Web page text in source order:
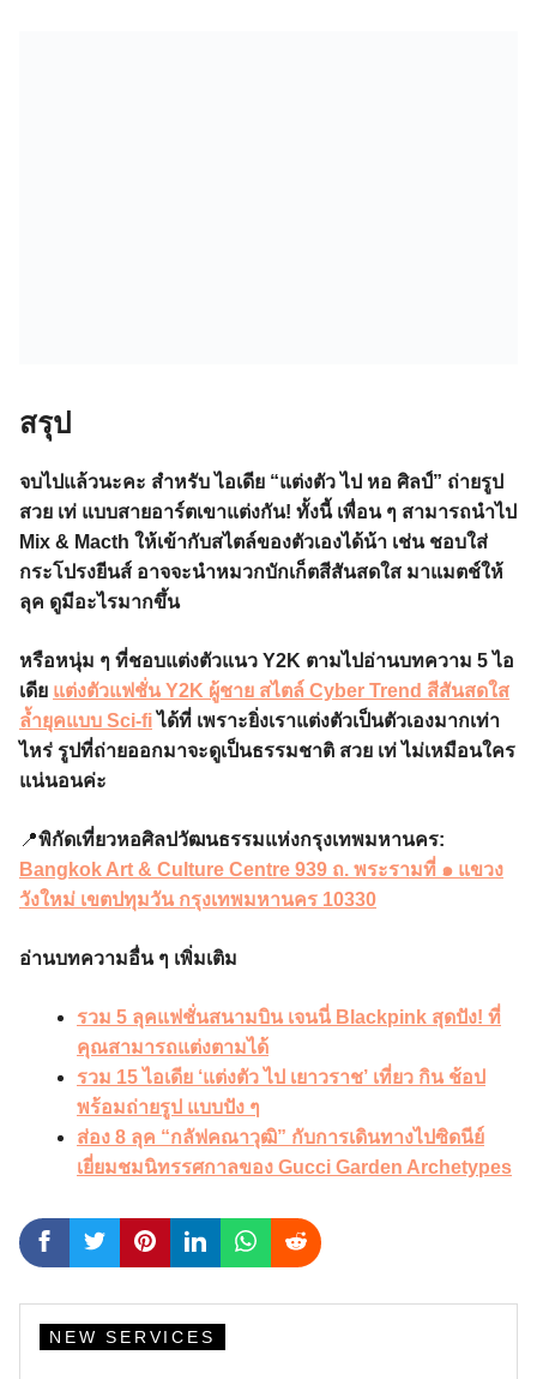
สรุป
จบไปแล้วนะคะ สำหรับ ไอเดีย “แต่งตัว ไป หอ ศิลป์” ถ่ายรูป
สวย เท่ แบบสายอาร์ตเขาแต่งกัน! ทั้งนี้ เพื่อน ๆ สามารถนำไป
Mix & Macth ให้เข้ากับสไตล์ของตัวเองได้น้า เช่น ชอบใส่
กระโปรงยีนส์ อาจจะนำหมวกบักเก็ตสีสันสดใส มาแมตช์ให้
ลุค ดูมีอะไรมากขึ้น
หรือหนุ่ม ๆ ที่ชอบแต่งตัวแนว Y2K ตามไปอ่านบทความ 5 ไอ
เดีย แต่งตัวแฟชั่น Y2K ผู้ชาย สไตล์ Cyber​​ Trend สีสันสดใส
ล้ำยุคแบบ Sci-fiได้ที่ เพราะยิ่งเราแต่งตัวเป็นตัวเองมากเท่า
ไหร่ รูปที่ถ่ายออกมาจะดูเป็นธรรมชาติ สวย เท่ ไม่เหมือนใคร
แน่นอนค่ะ
📍พิกัดเที่ยวหอศิลปวัฒนธรรมแห่งกรุงเทพมหานคร:
Bangkok Art & Culture Centre 939 ถ. พระรามที่ ๑ แขวง
วังใหม่ เขตปทุมวัน กรุงเทพมหานคร 10330
อ่านบทความอื่น ๆ เพิ่มเติม
รวม 5 ลุคแฟชั่นสนามบิน เจนนี่ Blackpink สุดปัง! ที่
คุณสามารถแต่งตามได้
รวม 15 ไอเดีย ‘แต่งตัว ไป เยาวราช’ เที่ยว กิน ช้อป
พร้อมถ่ายรูป แบบปัง ๆ
ส่อง 8 ลุค “กลัฟคณาวุฒิ” กับการเดินทางไปซิดนีย์
เยี่ยมชมนิทรรศกาลของ Gucci Garden Archetypes
NEW SERVICES